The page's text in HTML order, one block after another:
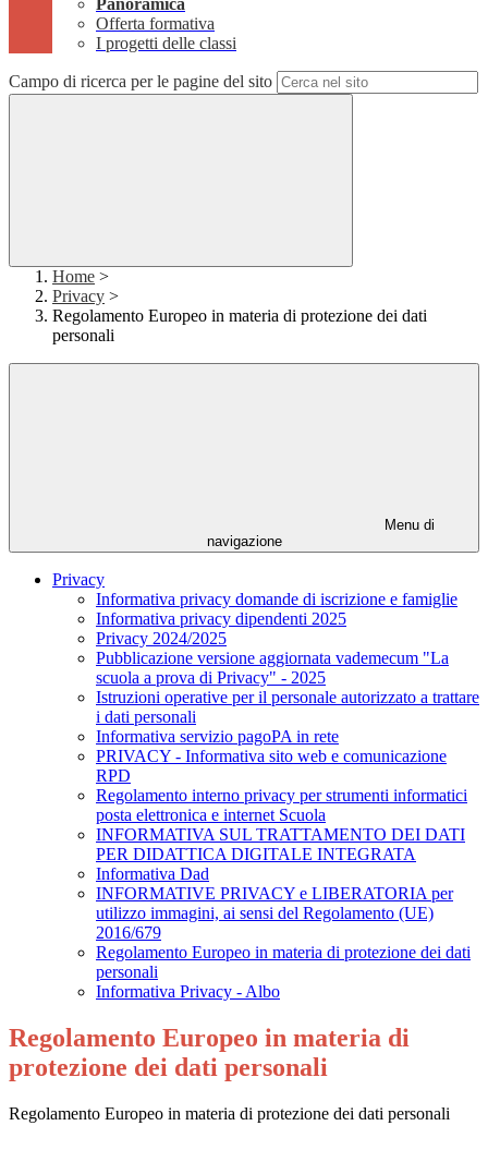
Panoramica
Offerta formativa
I progetti delle classi
Campo di ricerca per le pagine del sito
Home >
Privacy >
Regolamento Europeo in materia di protezione dei dati
personali
Menu di
navigazione
Privacy
Informativa privacy domande di iscrizione e famiglie
Informativa privacy dipendenti 2025
Privacy 2024/2025
Pubblicazione versione aggiornata vademecum "La
scuola a prova di Privacy" - 2025
Istruzioni operative per il personale autorizzato a trattare
i dati personali
Informativa servizio pagoPA in rete
PRIVACY - Informativa sito web e comunicazione
RPD
Regolamento interno privacy per strumenti informatici
posta elettronica e internet Scuola
INFORMATIVA SUL TRATTAMENTO DEI DATI
PER DIDATTICA DIGITALE INTEGRATA
Informativa Dad
INFORMATIVE PRIVACY e LIBERATORIA per
utilizzo immagini, ai sensi del Regolamento (UE)
2016/679
Regolamento Europeo in materia di protezione dei dati
personali
Informativa Privacy - Albo
Regolamento Europeo in materia di
protezione dei dati personali
Regolamento Europeo in materia di protezione dei dati personali